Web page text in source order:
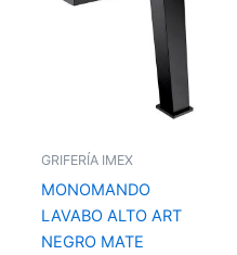
GRIFERÍA IMEX
MONOMANDO
LAVABO ALTO ART
NEGRO MATE
153,67 €.113,75 €.